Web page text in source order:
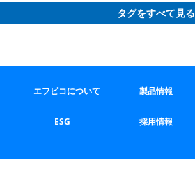
タグをすべて見る
エフピコについて 製品情報
ESG 採用情報